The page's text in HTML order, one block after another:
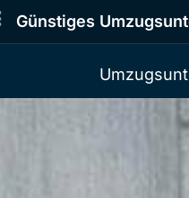
Günstiges